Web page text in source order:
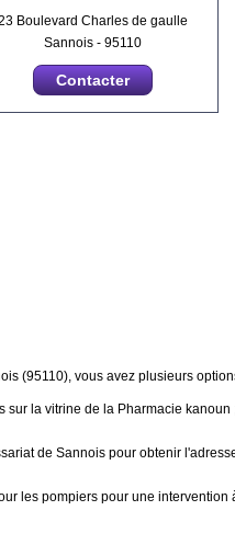
Boulevard Charles de gaulle
Sannois - 95110
Contacter
(95110), vous avez plusieurs
sur la vitrine de la Pharmacie kanoun
de Sannois pour obtenir
les pompiers pour une